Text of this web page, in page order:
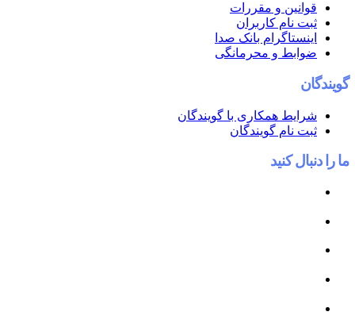
قوانین و مقررات
ثبت نام کاربران
اینستاگرام بانک صدا
ضوابط و محرمانگی
گویندگان
شرایط همکاری با گویندگان
ثبت نام گویندگان
ما را دنبال کنید